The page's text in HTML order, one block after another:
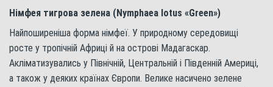
Німфея тигрова зелена (Nymphaea lotus «Green»)
Найпоширеніша форма німфеї. У природному середовищі
росте у тропічній Африці й на острові Мадагаскар.
Акліматизувались у Північній, Центральній і Південній Америці,
а також у деяких країнах Європи. Велике насичено зелене